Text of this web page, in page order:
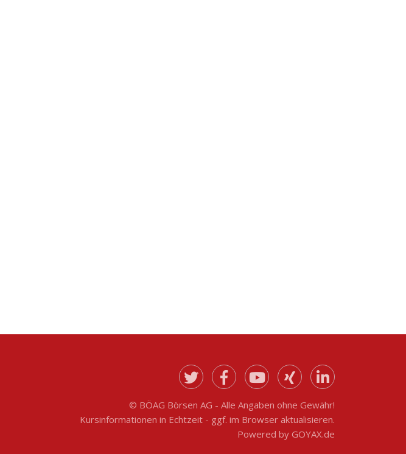
© BÖAG Börsen AG - Alle Angaben ohne Gewähr!
Kursinformationen in Echtzeit - ggf. im Browser aktualisieren.
Powered by GOYAX.de